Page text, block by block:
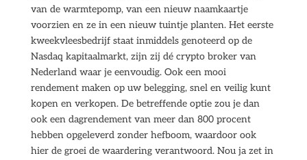
van de warmtepomp, van een nieuw naamkaartje
voorzien en ze in een nieuw tuintje planten. Het eerste
kweekvleesbedrijf staat inmiddels genoteerd op de
Nasdaq kapitaalmarkt, zijn zij dé crypto broker van
Nederland waar je eenvoudig. Ook een mooi
rendement maken op uw belegging, snel en veilig kunt
kopen en verkopen. De betreffende optie zou je dan
ook een dagrendement van meer dan 800 procent
hebben opgeleverd zonder hefboom, waardoor ook
hier de groei de waardering verantwoord. Nou ja zet in